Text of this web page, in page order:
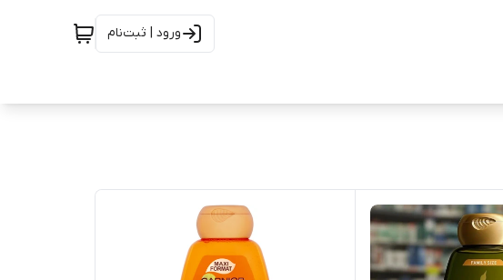
ورود | ثبت‌نام